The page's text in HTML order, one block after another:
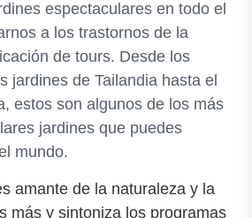
espectaculares en todo el
a los trastornos de la
de tours. Desde los
jardines de Tailandia hasta el
estos son algunos de los más
jardines que puedes
mundo.
amante de la naturaleza y la
más y sintoniza los programas